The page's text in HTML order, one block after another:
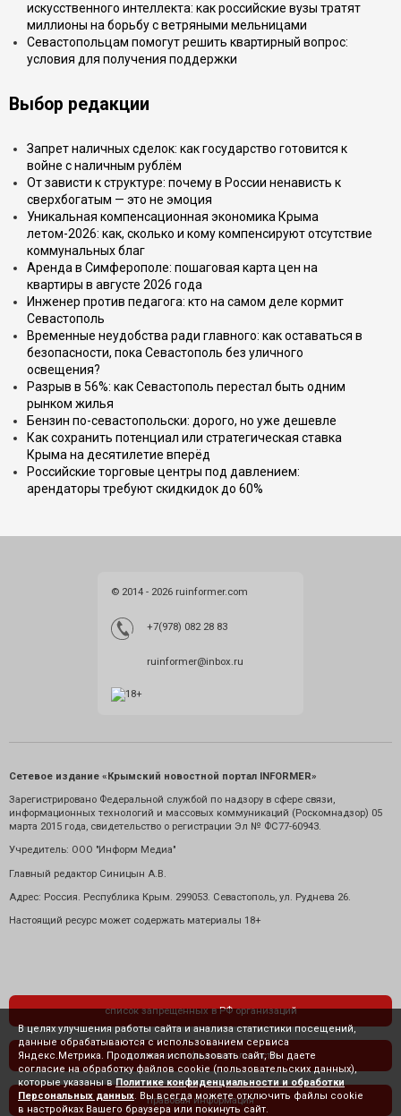
искусственного интеллекта: как российские вузы тратят
миллионы на борьбу с ветряными мельницами
Севастопольцам помогут решить квартирный вопрос:
условия для получения поддержки
Выбор редакции
Запрет наличных сделок: как государство готовится к
войне с наличным рублём
От зависти к структуре: почему в России ненависть к
сверхбогатым — это не эмоция
Уникальная компенсационная экономика Крыма
летом-2026: как, сколько и кому компенсируют отсутствие
коммунальных благ
Аренда в Симферополе: пошаговая карта цен на
квартиры в августе 2026 года
Инженер против педагога: кто на самом деле кормит
Севастополь
Временные неудобства ради главного: как оставаться в
безопасности, пока Севастополь без уличного
освещения?
Разрыв в 56%: как Севастополь перестал быть одним
рынком жилья
Бензин по-севастопольски: дорого, но уже дешевле
Как сохранить потенциал или стратегическая ставка
Крыма на десятилетие вперёд
Российские торговые центры под давлением:
арендаторы требуют скидкидок до 60%
© 2014 - 2026 ruinformer.com
+7(978) 082 28 83
ruinformer@inbox.ru
Сетевое издание «Крымский новостной портал INFORMER»
Зарегистрировано Федеральной службой по надзору в сфере связи,
информационных технологий и массовых коммуникаций (Роскомнадзор) 05
марта 2015 года, свидетельство о регистрации Эл № ФС77-60943.
Учредитель: ООО "Информ Медиа"
Главный редактор Синицын А.В.
Адрес: Россия. Республика Крым. 299053. Севастополь, ул. Руднева 26.
Настоящий ресурс может содержать материалы 18+
список запрещенных в РФ организаций
политика конфиденциальности
правовая информация
В целях улучшения работы сайта и анализа статистики посещений,
данные обрабатываются с использованием сервиса
Яндекс.Метрика. Продолжая использовать сайт, Вы даете
согласие на обработку файлов cookie (пользовательских данных),
которые указаны в Политике конфиденциальности и обработки
Персональных данных . Вы всегда можете отключить файлы cookie
в настройках Вашего браузера или покинуть сайт.